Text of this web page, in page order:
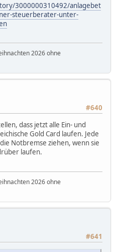
3000000310492/anlagebet
steuerberater-unter-
2026 ohne
#640
dass jetzt alle Ein- und
Gold Card laufen. Jede
Notbremse ziehen, wenn sie
laufen.
2026 ohne
#641